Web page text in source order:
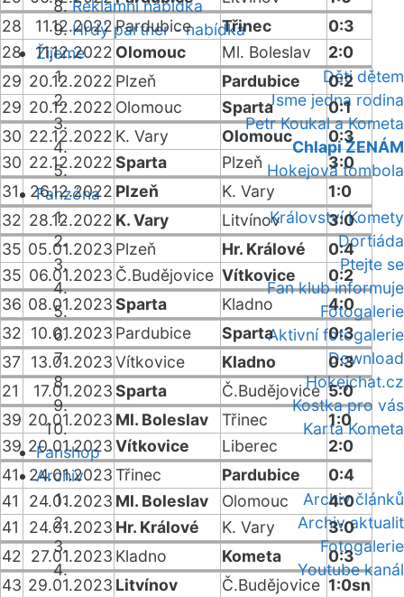
Reklamní nabídka
Hrdý partner - nabídka
Žijeme
Děti dětem
Jsme jedna rodina
Petr Koukal a Kometa
Chlapi ŽENÁM
Hokejová tombola
Fanzóna
Království Komety
Dortiáda
Ptejte se
Fan klub informuje
Fotogalerie
Aktivní fotogalerie
Download
Hokejchat.cz
Kostka pro vás
Karta Kometa
Fanshop
Archiv
Archiv článků
Archiv aktualit
Fotogalerie
Youtube kanál
28
11.12.2022Pardubice Třinec
0:3
28
11.12.2022 Olomouc Ml. Boleslav
2:0
29 20.12.2022 Plzeň Pardubice
0:2
29 20.12.2022 Olomouc Sparta
0:1
30 22.12.2022 K. Vary Olomouc
0:3
30 22.12.2022Sparta Plzeň
3:0
31
26.12.2022 Plzeň K. Vary
1:0
32 28.12.2022 K. Vary Litvínov
3:0
35 05.01.2023 Plzeň Hr. Králové
0:4
35 06.01.2023 Č.Budějovice Vítkovice
0:2
36 08.01.2023Sparta Kladno
4:0
32 10.01.2023 Pardubice Sparta
0:3
37
13.01.2023Vítkovice Kladno
0:3
21
17.01.2023Sparta Č.Budějovice 5:0
39 20.01.2023 Ml. Boleslav Třinec
1:0
39 20.01.2023Vítkovice Liberec
2:0
41
24.01.2023Třinec Pardubice
0:4
41
24.01.2023 Ml. Boleslav Olomouc
4:0
41
24.01.2023 Hr. Králové K. Vary
3:0
42 27.01.2023 Kladno Kometa
0:3
43 29.01.2023 Litvínov Č.Budějovice 1:0sn